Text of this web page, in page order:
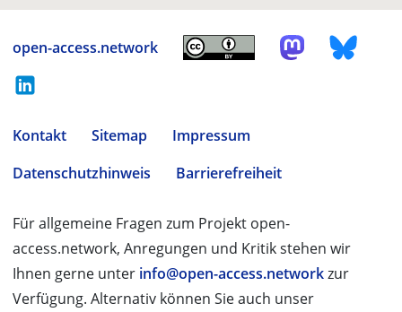
open-access.network
Kontakt Sitemap
Impressum
Datenschutzhinweis
Barrierefreiheit
Für allgemeine Fragen zum Projekt open-
access.network, Anregungen und Kritik stehen wir
Ihnen gerne unter info@open-access.networkzur
Verfügung. Alternativ können Sie auch unser